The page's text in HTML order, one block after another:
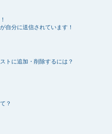
自分に送信されています！
トに追加・削除するには？
？